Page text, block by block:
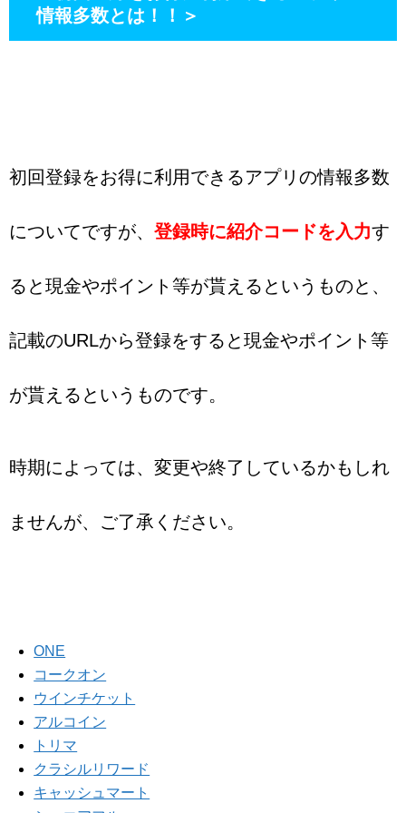
情報多数とは！！＞
初回登録をお得に利用できるアプリの情報多数
についてですが、 登録時に紹介コードを入力す
ると現金やポイント等が貰えるというものと、
記載のURLから登録をすると現金やポイント等
が貰えるというものです。
時期によっては、変更や終了しているかもしれ
ませんが、ご了承ください。
ONE
コークオン
ウインチケット
アルコイン
トリマ
クラシルリワード
キャッシュマート